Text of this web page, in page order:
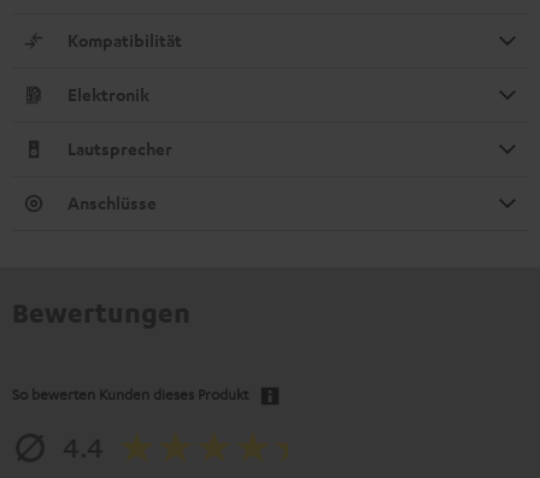
Kompatibilität
Elektronik
Lautsprecher
Anschlüsse
So bewerten Kunden dieses Produkt